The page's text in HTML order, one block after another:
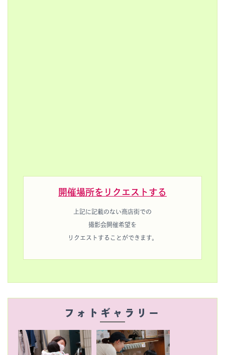
開催場所をリクエストする
上記に記載のない商店街での
撮影会開催希望を
リクエストすることができます。
フォトギャラリー